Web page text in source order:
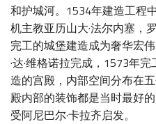
和护城河。1534年建造工程
机主教亚历山大·法尔内塞，
完工的城堡建造成为奢华宏
·达·维格诺拉完成，1573年
造的宫殿，内部空间分布在
殿内部的装饰都是当时最好
受阿尼巴尔·卡拉齐启发。